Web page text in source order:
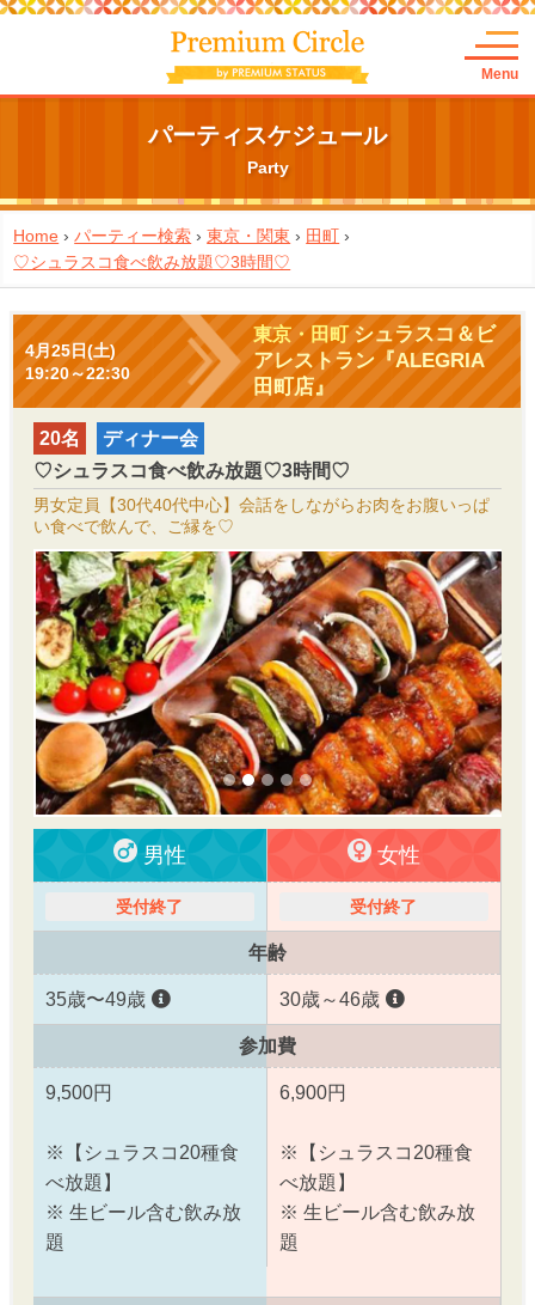
Menu
パーティスケジュール
Party
Home ›パーティー検索 ›東京・関東 › 田町 ›
♡シュラスコ食べ飲み放題♡3時間♡
4月25日(土)
19:20～22:30
東京・田町シュラスコ＆ビ
アレストラン『ALEGRIA
田町店』
20名
ディナー会
♡シュラスコ食べ飲み放題♡3時間♡
男女定員【30代40代中心】会話をしながらお肉をお腹いっぱ
い食べで飲んで、ご縁を♡
男性 女性
受付終了 受付終了
年齢
35歳〜49歳 30歳～46歳
参加費
9,500円
※【シュラスコ20種食
べ放題】
※ 生ビール含む飲み放
題
6,900円
※【シュラスコ20種食
べ放題】
※ 生ビール含む飲み放
題